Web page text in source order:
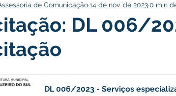
Assistência Social e Cidadania
econômico e turismo
econômico e turismo Transporte, Trânsito
DL 006/
de Comunicação14 de nov. de 20230 min
DL 006/2023 - Serviços